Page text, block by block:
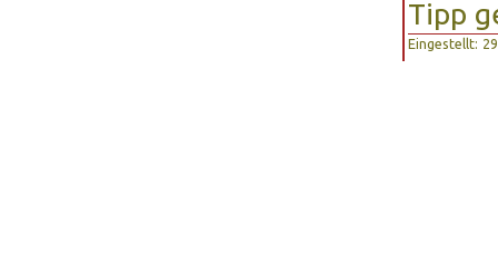
Tipp
Eingestellt: